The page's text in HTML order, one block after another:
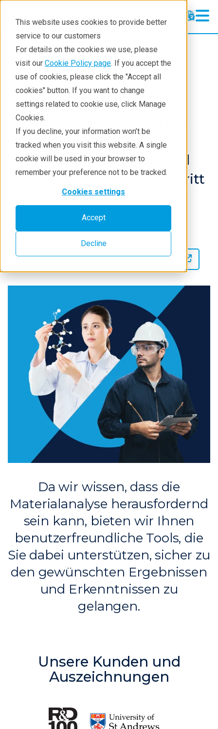
This website uses cookies to provide better
service to our customers
For details on the cookies we use, please
visit our Cookie Policy page. If you accept the
use of cookies, please click the "Accept all
cookies" button. If you want to change
settings related to cookie use, click Manage
Cookies.
If you decline, your information won’t be
tracked when you visit this website. A single
cookie will be used in your browser to
remember your preference not to be tracked.
Cookies settings
Accept
Decline
Unser Auftrag
Einen Beitrag zur
Weiterentwicklung der
Menschheit durch
wissenschaftlichen und
technologischen Fortschritt
leisten
Entdecken Sie unsere Produkte
Erfahren Sie mehr über Rigaku Holdings
Da wir wissen, dass die
Materialanalyse herausfordernd
sein kann, bieten wir Ihnen
benutzerfreundliche Tools, die
Sie dabei unterstützen, sicher zu
den gewünschten Ergebnissen
und Erkenntnissen zu
gelangen.
Unsere Kunden und
Auszeichnungen